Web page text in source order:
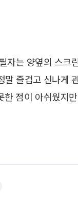
자는 양옆의 스크
말 즐겁고 신나게
점이 아쉬웠지